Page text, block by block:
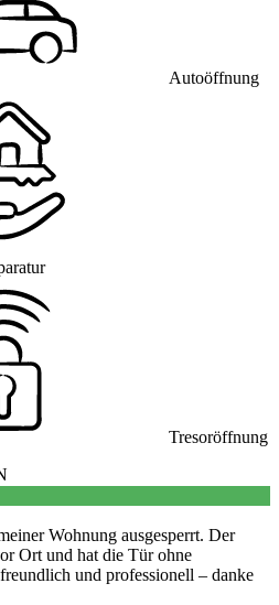
Autoöffnung
Tresoröffnung
Wohnung ausgesperrt. Der
Ort und hat die Tür ohne
und professionell – danke